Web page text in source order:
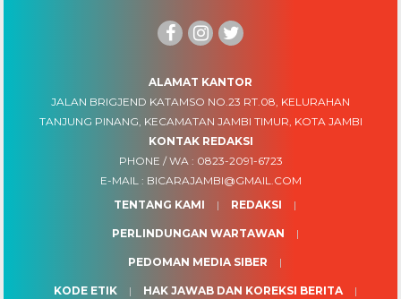
ALAMAT KANTOR
JALAN BRIGJEND KATAMSO NO.23 RT.08, KELURAHAN
TANJUNG PINANG, KECAMATAN JAMBI TIMUR, KOTA JAMBI
KONTAK REDAKSI
PHONE / WA : 0823-2091-6723
E-MAIL : BICARAJAMBI@GMAIL.COM
TENTANG KAMI
REDAKSI
PERLINDUNGAN WARTAWAN
PEDOMAN MEDIA SIBER
KODE ETIK HAK JAWAB DAN KOREKSI BERITA